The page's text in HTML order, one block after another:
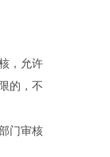
，允许
的，不
门审核